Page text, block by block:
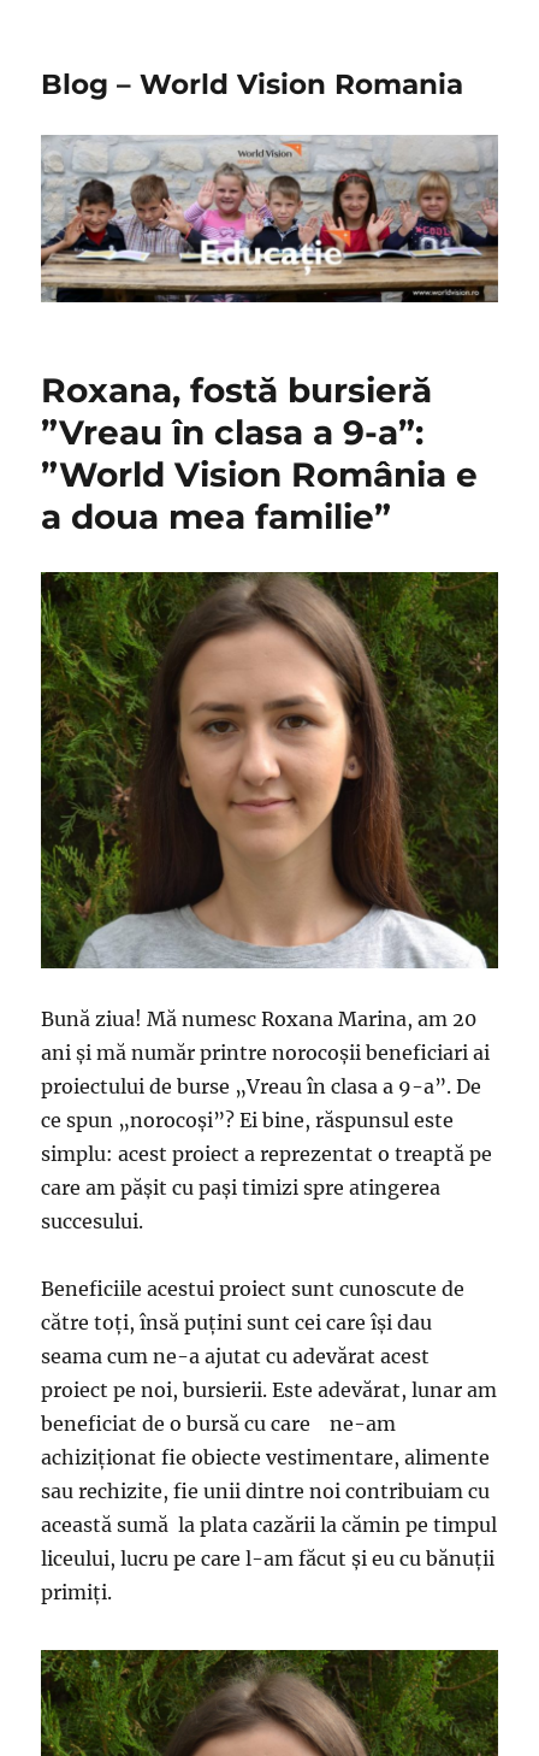
Blog – World Vision Romania
Roxana, fostă bursieră
”Vreau în clasa a 9-a”:
”World Vision România e
a doua mea familie”
Bună ziua! Mă numesc Roxana Marina, am 20
ani şi mă număr printre norocoşii beneficiari ai
proiectului de burse „Vreau în clasa a 9-a”. De
ce spun „norocoşi”? Ei bine, răspunsul este
simplu: acest proiect a reprezentat o treaptă pe
care am păşit cu paşi timizi spre atingerea
succesului.
Beneficiile acestui proiect sunt cunoscute de
către toţi, însă puţini sunt cei care îşi dau
seama cum ne-a ajutat cu adevărat acest
proiect pe noi, bursierii. Este adevărat, lunar am
beneficiat de o bursă cu care ne-am
achiziţionat fie obiecte vestimentare, alimente
sau rechizite, fie unii dintre noi contribuiam cu
această sumă la plata cazării la cămin pe timpul
liceului, lucru pe care l-am făcut şi eu cu bănuţii
primiţi.